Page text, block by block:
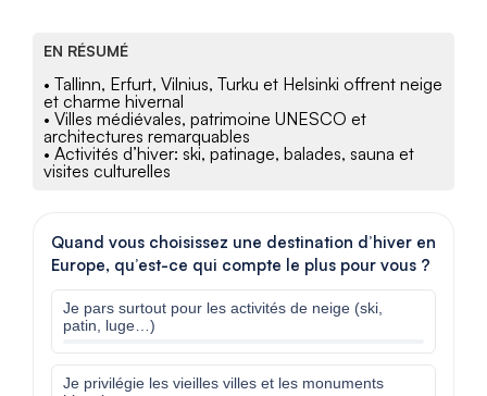
EN RÉSUMÉ
• Tallinn, Erfurt, Vilnius, Turku et Helsinki offrent neige
et charme hivernal
• Villes médiévales, patrimoine UNESCO et
architectures remarquables
• Activités d’hiver: ski, patinage, balades, sauna et
visites culturelles
Quand vous choisissez une destination d’hiver en
Europe, qu’est-ce qui compte le plus pour vous ?
Je pars surtout pour les activités de neige (ski,
patin, luge…)
Je privilégie les vieilles villes et les monuments